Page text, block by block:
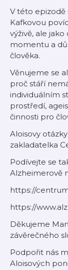
V této epizodě
Kafkovou
výživě, ale
momentu a
člověka.
Věnujeme se
proč stáří
individuálním
prostředí,
činnosti pro
Aloisovy
zakladatelka
Podívejte se
Alzheimerově
https://
https://
Děkujeme
závěrečného
Podpořit nás
Aloisových